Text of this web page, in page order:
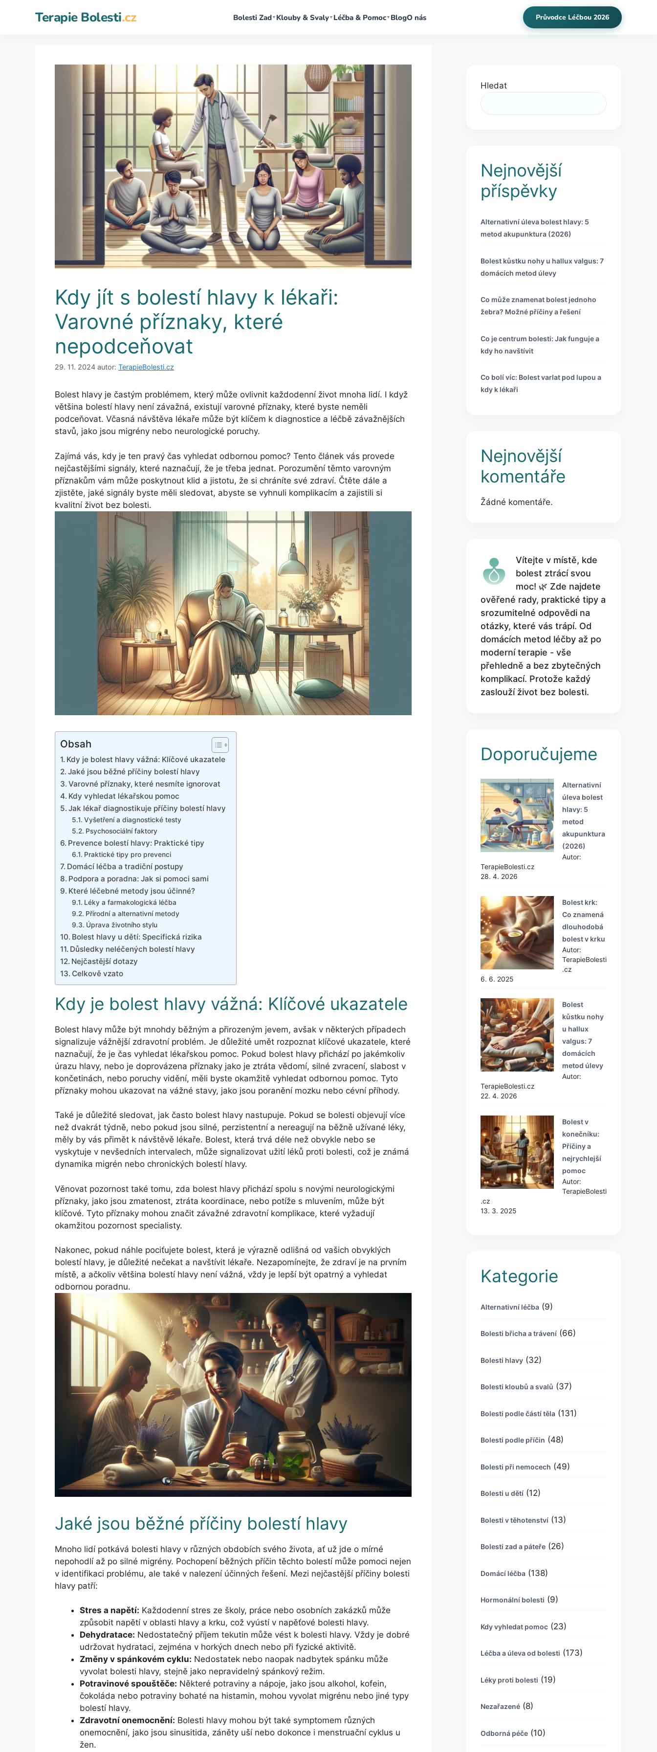
Terapie Bolesti.cz Bolesti Zad▼ Klouby & Svaly▼ Léčba & Pomoc▼ BlogO nás Průvodce Léčbou 2026
Kdy jít s bolestí hlavy k lékaři:
Varovné příznaky, které
nepodceňovat
29. 11. 2024 autor: TerapieBolesti.cz
Bolest hlavy je častým problémem, který může ovlivnit každodenní život mnoha lidí. I když
většina bolestí hlavy není závažná, existují varovné příznaky, které byste neměli
podceňovat. Včasná návštěva lékaře může být klíčem k diagnostice a léčbě závažnějších
stavů, jako jsou migrény nebo neurologické poruchy.
Zajímá vás, kdy je ten pravý čas vyhledat odbornou pomoc? Tento článek vás provede
nejčastějšími signály, které naznačují, že je třeba jednat. Porozumění těmto varovným
příznakům vám může poskytnout klid a jistotu, že si chráníte své zdraví. Čtěte dále a
zjistěte, jaké signály byste měli sledovat, abyste se vyhnuli komplikacím a zajistili si
kvalitní život bez bolesti.
Obsah
Kdy je bolest hlavy vážná: Klíčové ukazatele
Jaké jsou běžné příčiny bolestí hlavy
Varovné příznaky, které nesmíte ignorovat
Kdy vyhledat lékařskou pomoc
Jak lékař diagnostikuje příčiny bolestí hlavy
Vyšetření a diagnostické testy
Psychosociální faktory
Prevence bolestí hlavy: Praktické tipy
Praktické tipy pro prevenci
Domácí léčba a tradiční postupy
Podpora a poradna: Jak si pomoci sami
Které léčebné metody jsou účinné?
Léky a farmakologická léčba
Přírodní a alternativní metody
Úprava životního stylu
Bolest hlavy u dětí: Specifická rizika
Důsledky neléčených bolestí hlavy
Nejčastější dotazy
Celkově vzato
Kdy je bolest hlavy vážná: Klíčové ukazatele
Bolest hlavy může být mnohdy běžným a přirozeným jevem, avšak v některých případech
signalizuje vážnější zdravotní problém. Je důležité umět rozpoznat klíčové ukazatele, které
naznačují, že je čas vyhledat lékařskou pomoc. Pokud bolest hlavy přichází po jakémkoliv
úrazu hlavy, nebo je doprovázena příznaky jako je ztráta vědomí, silné zvracení, slabost v
končetinách, nebo poruchy vidění, měli byste okamžitě vyhledat odbornou pomoc. Tyto
příznaky mohou ukazovat na vážné stavy, jako jsou poranění mozku nebo cévní příhody.
Také je důležité sledovat, jak často bolest hlavy nastupuje. Pokud se bolesti objevují více
než dvakrát týdně, nebo pokud jsou silné, perzistentní a nereagují na běžně užívané léky,
měly by vás přimět k návštěvě lékaře. Bolest, která trvá déle než obvykle nebo se
vyskytuje v nevšedních intervalech, může signalizovat užití léků proti bolesti, což je známá
dynamika migrén nebo chronických bolestí hlavy.
Věnovat pozornost také tomu, zda bolest hlavy přichází spolu s novými neurologickými
příznaky, jako jsou zmatenost, ztráta koordinace, nebo potíže s mluvením, může být
klíčové. Tyto příznaky mohou značit závažné zdravotní komplikace, které vyžadují
okamžitou pozornost specialisty.
Nakonec, pokud náhle pociťujete bolest, která je výrazně odlišná od vašich obvyklých
bolestí hlavy, je důležité nečekat a navštívit lékaře. Nezapomínejte, že zdraví je na prvním
místě, a ačkoliv většina bolestí hlavy není vážná, vždy je lepší být opatrný a vyhledat
odbornou poradnu.
Jaké jsou běžné příčiny bolestí hlavy
Mnoho lidí potkává bolesti hlavy v různých obdobích svého života, ať už jde o mírné
nepohodlí až po silné migrény. Pochopení běžných příčin těchto bolestí může pomoci nejen
v identifikaci problému, ale také v nalezení účinných řešení. Mezi nejčastější příčiny bolesti
hlavy patří:
Stres a napětí: Každodenní stres ze školy, práce nebo osobních zakázků může
způsobit napětí v oblasti hlavy a krku, což vyústí v napěťové bolesti hlavy.
Dehydratace: Nedostatečný příjem tekutin může vést k bolesti hlavy. Vždy je dobré
udržovat hydrataci, zejména v horkých dnech nebo při fyzické aktivitě.
Změny v spánkovém cyklu: Nedostatek nebo naopak nadbytek spánku může
vyvolat bolesti hlavy, stejně jako nepravidelný spánkový režim.
Potravinové spouštěče: Některé potraviny a nápoje, jako jsou alkohol, kofein,
čokoláda nebo potraviny bohaté na histamin, mohou vyvolat migrénu nebo jiné typy
bolestí hlavy.
Zdravotní onemocnění: Bolesti hlavy mohou být také symptomem různých
onemocnění, jako jsou sinusitida, záněty uší nebo dokonce i menstruační cyklus u
žen.
Hledat
Nejnovější
příspěvky
Alternativní úleva bolest hlavy: 5
metod akupunktura (2026)
Bolest kůstku nohy u hallux valgus: 7
domácích metod úlevy
Co může znamenat bolest jednoho
žebra? Možné příčiny a řešení
Co je centrum bolesti: Jak funguje a
kdy ho navštívit
Co bolí víc: Bolest varlat pod lupou a
kdy k lékaři
Nejnovější
komentáře
Žádné komentáře.
Vítejte v místě, kde
bolest ztrácí svou
moc! 🌿 Zde najdete
ověřené rady, praktické tipy a
srozumitelné odpovědi na
otázky, které vás trápí. Od
domácích metod léčby až po
moderní terapie - vše
přehledně a bez zbytečných
komplikací. Protože každý
zaslouží život bez bolesti.
Doporučujeme
Alternativní
úleva bolest
hlavy: 5
metod
akupunktura
(2026)
Autor:
TerapieBolesti.cz
28. 4. 2026
Bolest krk:
Co znamená
dlouhodobá
bolest v krku
Autor:
TerapieBolesti
.cz
6. 6. 2025
Bolest
kůstku nohy
u hallux
valgus: 7
domácích
metod úlevy
Autor:
TerapieBolesti.cz
22. 4. 2026
Bolest v
konečníku:
Příčiny a
nejrychlejší
pomoc
Autor:
TerapieBolesti
.cz
13. 3. 2025
Kategorie
Alternativní léčba (9)
Bolesti břicha a trávení (66)
Bolesti hlavy (32)
Bolesti kloubů a svalů (37)
Bolesti podle částí těla (131)
Bolesti podle příčin (48)
Bolesti při nemocech (49)
Bolesti u dětí (12)
Bolesti v těhotenství (13)
Bolesti zad a páteře (26)
Domácí léčba (138)
Hormonální bolesti (9)
Kdy vyhledat pomoc (23)
Léčba a úleva od bolesti (173)
Léky proti bolesti (19)
Nezařazené (8)
Odborná péče (10)